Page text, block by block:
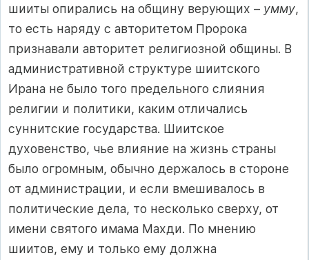
шииты опирались на общину верующих – умму,
то есть наряду с авторитетом Пророка
признавали авторитет религиозной общины. В
административной структуре шиитского
Ирана не было того предельного слияния
религии и политики, каким отличались
суннитские государства. Шиитское
духовенство, чье влияние на жизнь страны
было огромным, обычно держалось в стороне
от администрации, и если вмешивалось в
политические дела, то несколько сверху, от
имени святого имама Махди. По мнению
шиитов, ему и только ему должна